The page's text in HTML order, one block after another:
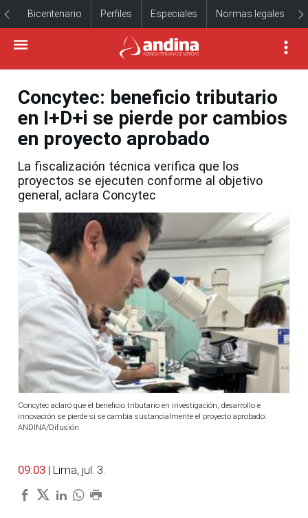
Bicentenario Perfiles Especiales Normas legales
Concytec: beneficio tributario
en I+D+i se pierde por cambios
en proyecto aprobado
La fiscalización técnica verifica que los
proyectos se ejecuten conforme al objetivo
general, aclara Concytec
Concytec aclaró que el beneficio tributario en investigación, desarrollo e
innovación se pierde si se cambia sustancialmente el proyecto aprobado.
ANDINA/Difusión
09:03 | Lima, jul. 3.